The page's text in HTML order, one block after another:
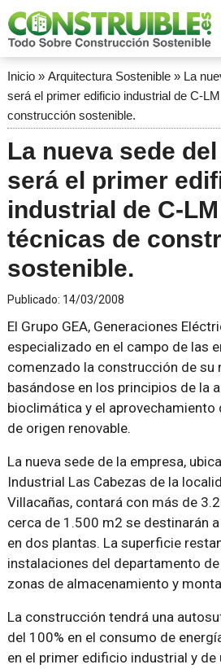
Inicio» Arquitectura Sostenible» La
será el primer edificio industrial de C-
construcción sostenible.
La nueva sede
será el primer
industrial de C-
técnicas de
sostenible.
Publicado: 14/03/2008
El Grupo GEA, Generaciones
especializado en el campo de las
comenzado la construcción de su
basándose en los principios de la
bioclimática y el aprovechamiento
de origen renovable.
La nueva sede de la empresa,
Industrial Las Cabezas de la
Villacañas, contará con más de
cerca de 1.500 m2 se destinarán
en dos plantas. La superficie
instalaciones del departamento
zonas de almacenamiento y
La construcción tendrá una
del 100% en el consumo de
en el primer edificio industrial y